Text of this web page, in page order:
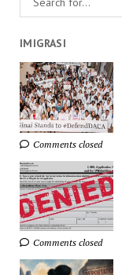
IMIGRASI
Comments closed
Comments closed